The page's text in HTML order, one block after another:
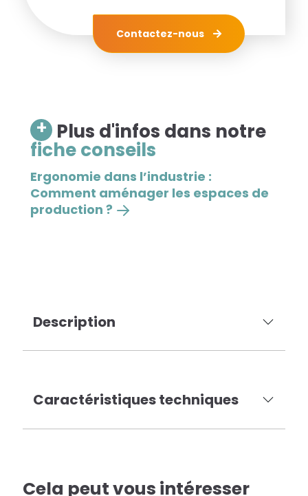
+ Plus d'infos dans notre
fiche conseils
Ergonomie dans l’industrie :
Comment aménager les espaces de
production ?
Contactez-nous
Description
Caractéristiques techniques
Cela peut vous intéresser